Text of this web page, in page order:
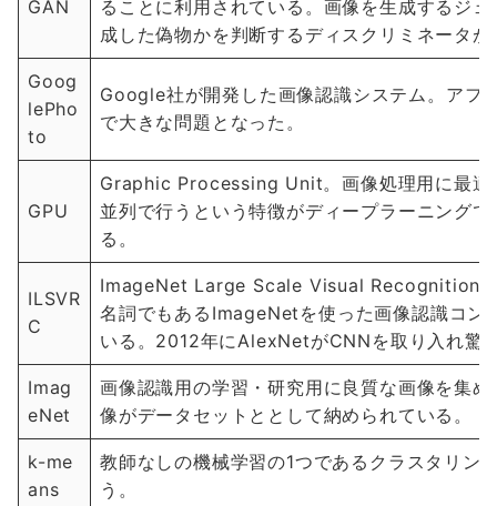
GAN
ることに利用されている。画像を生成するジ
成した偽物かを判断するディスクリミネータ
Goog
lePho
to
Google社が開発した画像認識システム。アフ
で大きな問題となった。
GPU
Graphic Processing Unit。画像処理用に最適
並列で行うという特徴がディープラーニング
る。
ILSVR
C
ImageNet Large Scale Visual Recognition
名詞でもあるImageNetを使った画像認識コン
いる。2012年にAlexNetがCNNを取り入れ驚
Imag
eNet
画像認識用の学習・研究用に良質な画像を集
像がデータセットととして納められている。
k-me
ans
教師なしの機械学習の1つであるクラスタリン
う。